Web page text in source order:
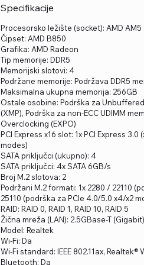
Specifikacije
Procesorsko ležište (socket): AMD AM5
Čipset: AMD B850
Grafika: AMD Radeon
Tip memorije: DDR5
Memorijski slotovi: 4
Podržane memorije: Podržava DDR5
Maksimalna ukupna memorija: 256GB
Ostale osobine: Podrška za
(XMP), Podrška za non-ECC UDIMM
Overclocking (EXPO)
PCI Express x16 slot: 1x PCI Express
modes)
SATA priključci (ukupno): 4
SATA priključci: 4x SATA 6GB/s
Broj M.2 slotova: 2
Podržani M.2 formati: 1x 2280 / 22110
25110 (podrška za PCIe 4.0/5.0 x4/x2
RAID: RAID 0, RAID 1, RAID 10, RAID 5
Žična mreža (LAN): 2.5GBase-T (Gigabit)
Model: Realtek
Wi-Fi: Da
Wi-Fi standard: IEEE 802.11ax, Realtek®
Bluetooth: Da